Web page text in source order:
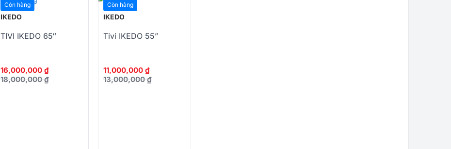
Còn hàng
IKEDO
TIVI IKEDO 65″
16,000,000₫
18,000,000₫
Còn hàng
IKEDO
Tivi IKEDO 55”
11,000,000₫
13,000,000₫